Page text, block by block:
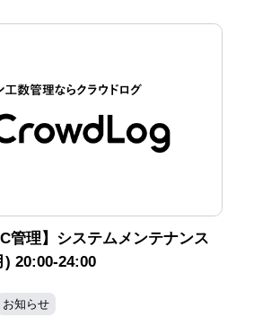
管理】システムメンテナンス
) 20:00-24:00
お知らせ